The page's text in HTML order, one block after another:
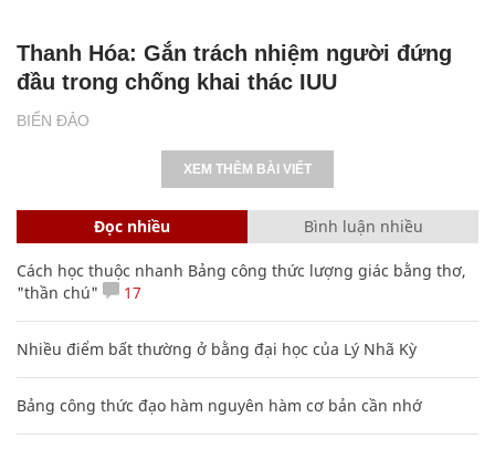
BIỂN ĐẢO
Thanh Hóa: Gắn trách nhiệm người đứng
đầu trong chống khai thác IUU
XEM THÊM BÀI VIẾT
Đọc nhiều Bình luận nhiều
Cách học thuộc nhanh Bảng công thức lượng giác bằng thơ,
"thần chú"
17
Nhiều điểm bất thường ở bằng đại học của Lý Nhã Kỳ
Bảng công thức đạo hàm nguyên hàm cơ bản cần nhớ